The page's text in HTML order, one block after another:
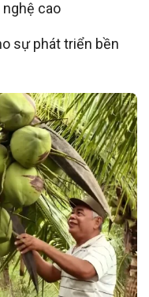
cao
sự phát triển bền